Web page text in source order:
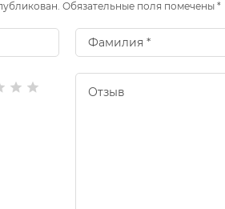
Обязательные поля помечены *